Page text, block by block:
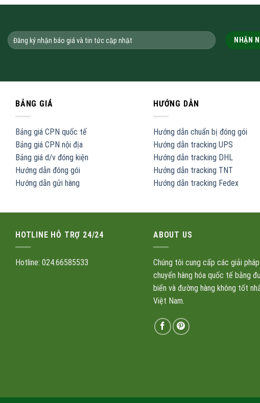
BẢNG GIÁ
Bảng giá CPN quốc tế
Bảng giá CPN nội địa
Bảng giá d/v đóng kiện
Hướng dẫn đóng gói
Hướng dẫn gửi hàng
HƯỚNG DẪN
Hướng dẫn chuẩn bị đóng gói
Hướng dẫn tracking UPS
Hướng dẫn tracking DHL
Hướng dẫn tracking TNT
Hướng dẫn tracking Fedex
HOTLINE HỖ TRỢ 24/24
Hotline: 024.66585533
ABOUT US
Chúng tôi cung cấp các giải
chuyển hàng hóa quốc tế bằng
biển và đường hàng không tốt
Việt Nam.